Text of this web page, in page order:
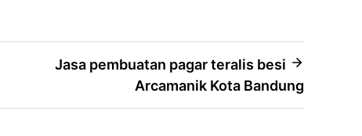
Jasa pembuatan pagar teralis besi
Arcamanik Kota Bandung